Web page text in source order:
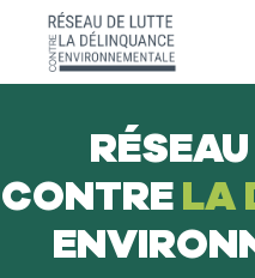
CONTRELA